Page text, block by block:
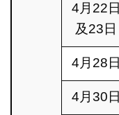
4月22日
及23日
4月28日
4月30日